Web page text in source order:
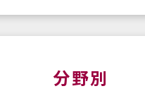
分野別